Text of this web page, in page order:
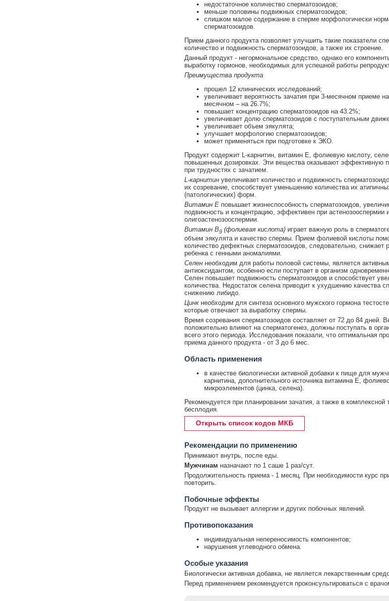
недостаточное количество сперматозоидов;
меньше половины подвижных сперматозоидов;
слишком малое содержание в сперме морфологически
сперматозоидов.
Прием данного продукта позволяет улучшить такие показатели
количество и подвижность сперматозоидов, а также их строение.
Данный продукт - негормональное средство, однако его
выработку гормонов, необходимых для успешной работы
Преимущества продукта
прошел 12 клинических исследований;
увеличивает вероятность зачатия при 3-месячном приеме
месячном – на 26.7%;
повышает концентрацию сперматозоидов на 43.2%;
увеличивает долю сперматозоидов с поступательным
увеличивает объем эякулята;
улучшает морфологию сперматозоидов;
может применяться при подготовке к ЭКО.
Продукт содержит L-карнитин, витамин Е, фолиевую кислоту,
повышенных дозировках. Эти вещества оказывают эффективную
при трудностях с зачатием.
L-карнитинувеличивает количество и подвижность
их созревание, способствует уменьшению количества их
(патологических) форм.
Витамин Еповышает жизнеспособность сперматозоидов,
подвижность и концентрацию, эффективен при астенозооспермии
олигоастенозооспермии.
Витамин В9(фолиевая кислота)играет важную роль в
объем эякулята и качество спермы. Прием фолиевой кислоты
количество дефектных сперматозоидов, следовательно, снижает
ребенка с генными аномалиями.
Селеннеобходим для работы половой системы, является
антиоксидантом, особенно если поступает в организм
Селен повышает подвижность сперматозоидов и способствует
количества. Недостаток селена приводит к ухудшению качества
снижению либидо.
Цинкнеобходим для синтеза основного мужского гормона
которые отвечают за выработку спермы.
Время созревания сперматозоидов составляет от 72 до 84 дней.
положительно влияют на сперматогенез, должны поступать в
всего этого периода. Исследования показали, что оптимальная
приема данного продукта - от 3 до 6 мес.
Область применения
в качестве биологически активной добавки к пище для
карнитина, дополнительного источника витамина Е,
микроэлементов (цинка, селена).
Рекомендуется при планировании зачатия, а также в комплексной
бесплодия.
Открыть список кодов МКБ
Рекомендации по применению
Принимают внутрь, после еды.
Мужчинам назначают по 1 саше 1 раз/сут.
Продолжительность приема - 1 месяц. При необходимости курс
повторить.
Побочные эффекты
Продукт не вызывает аллергии и других побочных явлений.
Противопоказания
индивидуальная непереносимость компонентов;
нарушения углеводного обмена.
Особые указания
Биологически активная добавка, не является лекарственным
Перед применением рекомендуется проконсультироваться с